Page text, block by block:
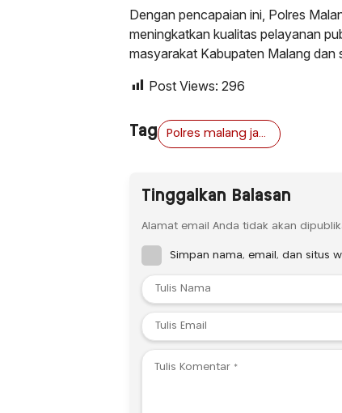
Dengan pencapaian ini, Polres
meningkatkan kualitas pelayanan
masyarakat Kabupaten Malang dan
Post Views: 296
Tag
Tinggalkan Balasan
Alamat email Anda tidak akan
Simpan nama, email, dan situs